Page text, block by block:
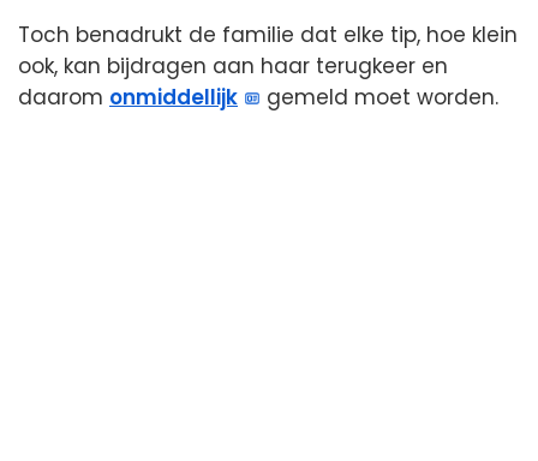
Toch benadrukt de familie dat elke tip, hoe klein
ook, kan bijdragen aan haar terugkeer en
daarom onmiddellijk gemeld moet worden.